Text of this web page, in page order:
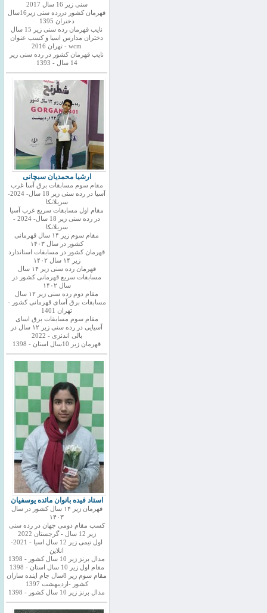
سنی زیر 16 سال 2017
قهرمان کشور دررده سنی زیر16سال
دختران 1395
نایب قهرمان رده سنی زیر 15 سال
دختران مدارس اسیا و کسب عنوان
wcm - تهران 2016
نایب قهرمان کشور در رده سنی زیر
14 سال - 1393
ارشیا محمدیان سبچانی
مقام سوم مسابقات برق آسا غرب
آسیا در رده سنی زیر 18 سال- 2024-
سریلانکا
مقام اول مسابقات سریع غرب آسیا
در رده سنی زیر 18 سال- 2024 -
سریلانکا
مقام سوم زیر ۱۴ سال قهرمانی
کشور در سال ۱۴۰۳
قهرمان کشور در مسابقات استاندارد
زیر ۱۴ سال ۱۴۰۲
قهرمان رده سنی زیر ۱۴ سال
مسابقات سریع قهرمانی کشور در
سال ۱۴۰۲
مقام دوم رده سنی زیر ۱۲ سال
مسابقات برق آسای قهرمانی کشور -
تهران 1401
مقام سوم مسابقات برق اسای
آسیایی در رده سنی زیر ۱۲ سال در
بالی اندنزی - 2022
قهرمان زیر 10سال استان - 1398
استاد فیده بانوان مائده یوسفیان
قهرمان زیر ۱۴ سال کشور در سال
۱۴۰۳
کسب مقام دومی جهان در رده سنی
زیر 12 سال - گرجستان 2022
اول تیمی زیر 12 سال اسیا - 2021-
انلاین
مدال برنز زیر 10 سال کشور - 1398
مقام اول زیر 10 سال استان - 1398
مقام سوم زیر 8سال جام اینده سازان
کشور -اردیبهشت 1397
مدال برنز زیر 10 سال کشور - 1398